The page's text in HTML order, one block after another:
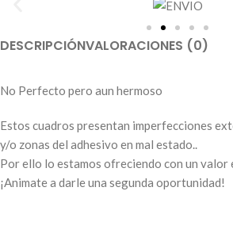
DESCRIPCIÓNVALORACIONES (0)
No Perfecto pero aun hermoso
Estos cuadros presentan imperfecciones
y/o zonas del adhesivo en mal estado..
Por ello lo estamos ofreciendo con un valor
¡Animate a darle una segunda oportunidad!